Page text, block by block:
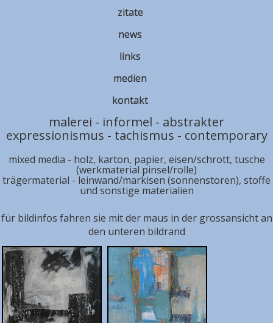
zitate
news
links
medien
kontakt
malerei - informel - abstrakter
expressionismus - tachismus - contemporary
mixed media - holz, karton, papier, eisen/schrott, tusche
(werkmaterial pinsel/rolle)
trägermaterial - leinwand/markisen (sonnenstoren), stoffe
und sonstige materialien
für bildinfos fahren sie mit der maus in der grossansicht an
den unteren bildrand